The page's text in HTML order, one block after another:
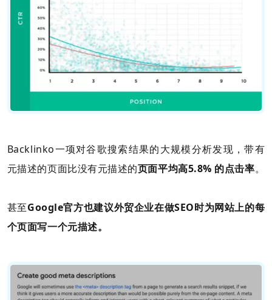
Backlinko一项对谷歌搜索结果的大规模分析发现，带有
元描述的页面比没有元描述的页面平均高5.8% 的点击率。
甚至Google官方也建议外贸企业在做SEO时为网站上的每
个页面写一个元描述。